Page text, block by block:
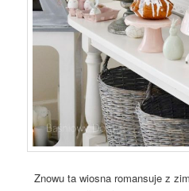
Znowu ta wiosna romansuje z